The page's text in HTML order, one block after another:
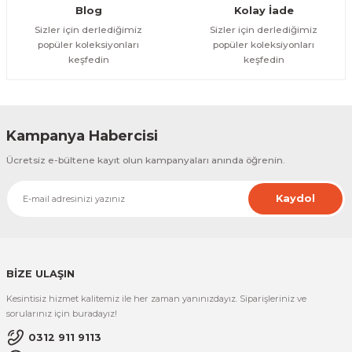
Blog
Sizler için derlediğimiz
popüler koleksiyonları
keşfedin
Kolay İade
Sizler için derlediğimiz
popüler koleksiyonları
keşfedin
Kampanya Habercisi
Ücretsiz e-bültene kayıt olun kampanyaları anında öğrenin.
Kaydol
BİZE ULAŞIN
Kesintisiz hizmet kalitemiz ile her zaman yanınızdayız. Siparişleriniz ve
sorularınız için buradayız!
0312 911 9113